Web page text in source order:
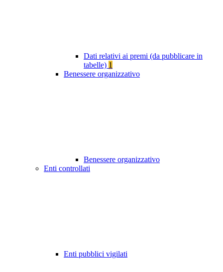
Dati relativi ai premi (da pubblicare in
tabelle) 1
Benessere organizzativo
Benessere organizzativo
Enti controllati
Enti pubblici vigilati